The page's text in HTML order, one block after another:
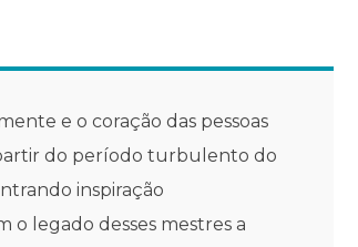
e o coração das pessoas
do período turbulento do
inspiração
o legado desses mestres a